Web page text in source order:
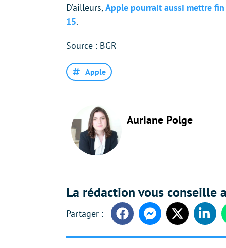
D’ailleurs,Apple pourrait aussi mettre fin
15.
Source : BGR
Apple
Auriane Polge
La rédaction vous conseille
FacebookMessengerTwitter